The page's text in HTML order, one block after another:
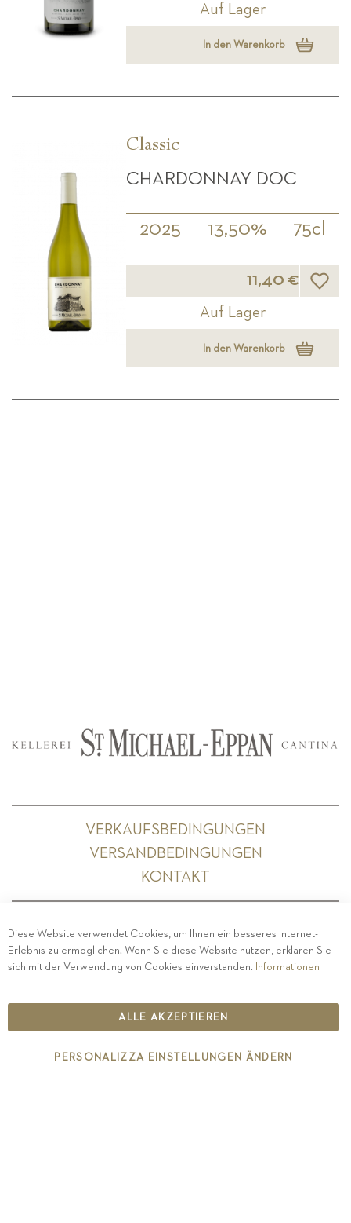
Auf Lager
In den Warenkorb
Classic
CHARDONNAY DOC
2025 13,50% 75cl
11,40 €
Auf Lager
In den Warenkorb
VERKAUFSBEDINGUNGEN
VERSANDBEDINGUNGEN
KONTAKT
PRIVACY-IMPRESSUM- COOKIE POLICY-
ETHISCHER KODEX
IT00126670215
Diese Website verwendet Cookies, um Ihnen ein besseres Internet-
Erlebnis zu ermöglichen. Wenn Sie diese Website nutzen, erklären Sie
sich mit der Verwendung von Cookies einverstanden. Informationen
ALLE AKZEPTIEREN
PERSONALIZZA EINSTELLUNGEN ÄNDERN